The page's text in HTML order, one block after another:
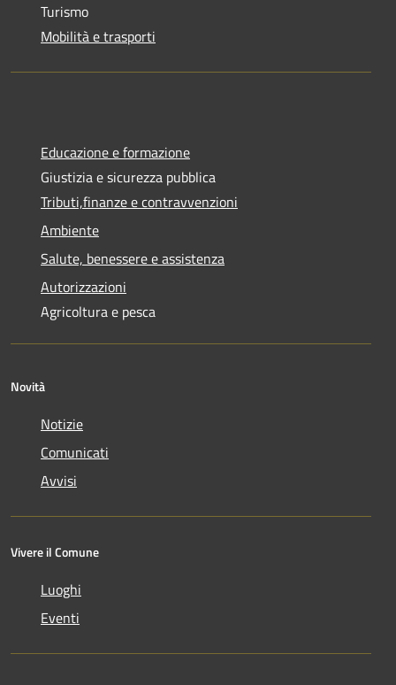
Turismo
Mobilità e trasporti
Educazione e formazione
Giustizia e sicurezza pubblica
Tributi,finanze e contravvenzioni
Ambiente
Salute, benessere e assistenza
Autorizzazioni
Agricoltura e pesca
Novità
Notizie
Comunicati
Avvisi
Vivere il Comune
Luoghi
Eventi